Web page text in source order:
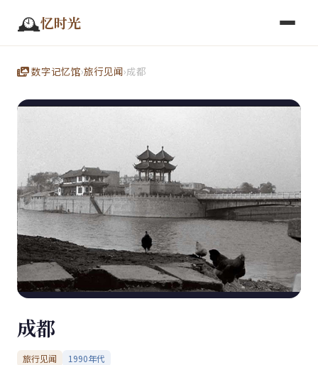
🕰️忆时光
数字记忆馆›旅行见闻›成都
成都
旅行见闻 1990年代